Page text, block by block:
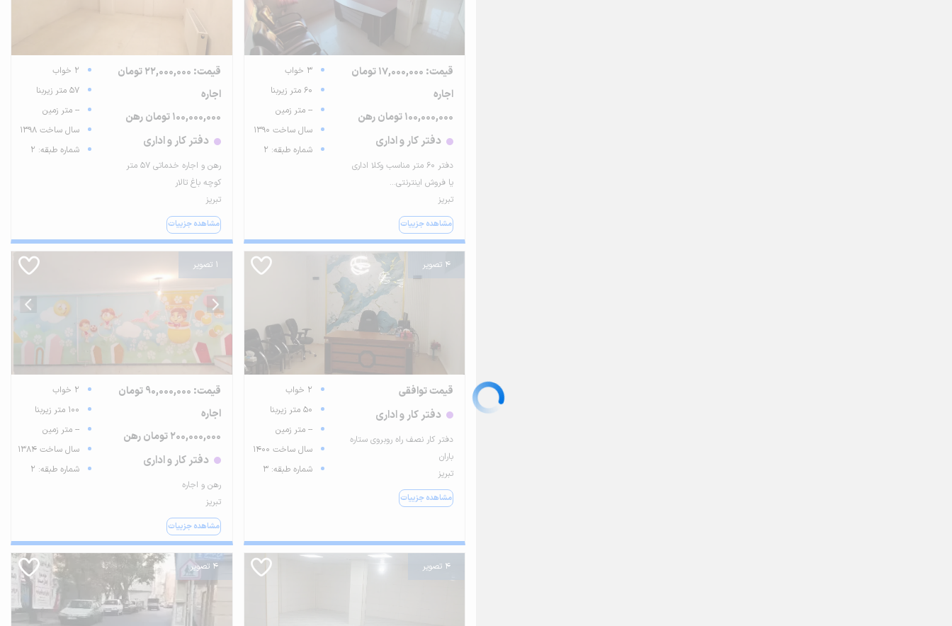
قیمت: 17,000,000 تومان
اجاره
100,000,000 تومان رهن
دفتر کار و اداری
دفتر 60 متر مناسب وکلا اداری
یا فروش اینترنتی...
تبریز
مشاهده جزییات
3 خواب
60 متر زیربنا
-- متر زمین
سال ساخت 1390
شماره طبقه: 2
قیمت: 22,000,000 تومان
اجاره
100,000,000 تومان رهن
دفتر کار و اداری
رهن و اجاره خدماتی 57 متر
کوچه باغ تالار
تبریز
مشاهده جزییات
2 خواب
57 متر زیربنا
-- متر زمین
سال ساخت 1398
شماره طبقه: 2
4 تصویر
قیمت توافقی
دفتر کار و اداری
دفتر کار نصف راه روبروی ستاره
باران
تبریز
مشاهده جزییات
2 خواب
50 متر زیربنا
-- متر زمین
سال ساخت 1400
شماره طبقه: 3
1 تصویر
قیمت: 90,000,000 تومان
اجاره
200,000,000 تومان رهن
دفتر کار و اداری
رهن و اجاره
تبریز
مشاهده جزییات
2 خواب
100 متر زیربنا
-- متر زمین
سال ساخت 1384
شماره طبقه: 2
4 تصویر 4 تصویر